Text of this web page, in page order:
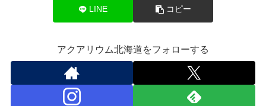
LINE コピー
アクアリウム北海道をフォローする